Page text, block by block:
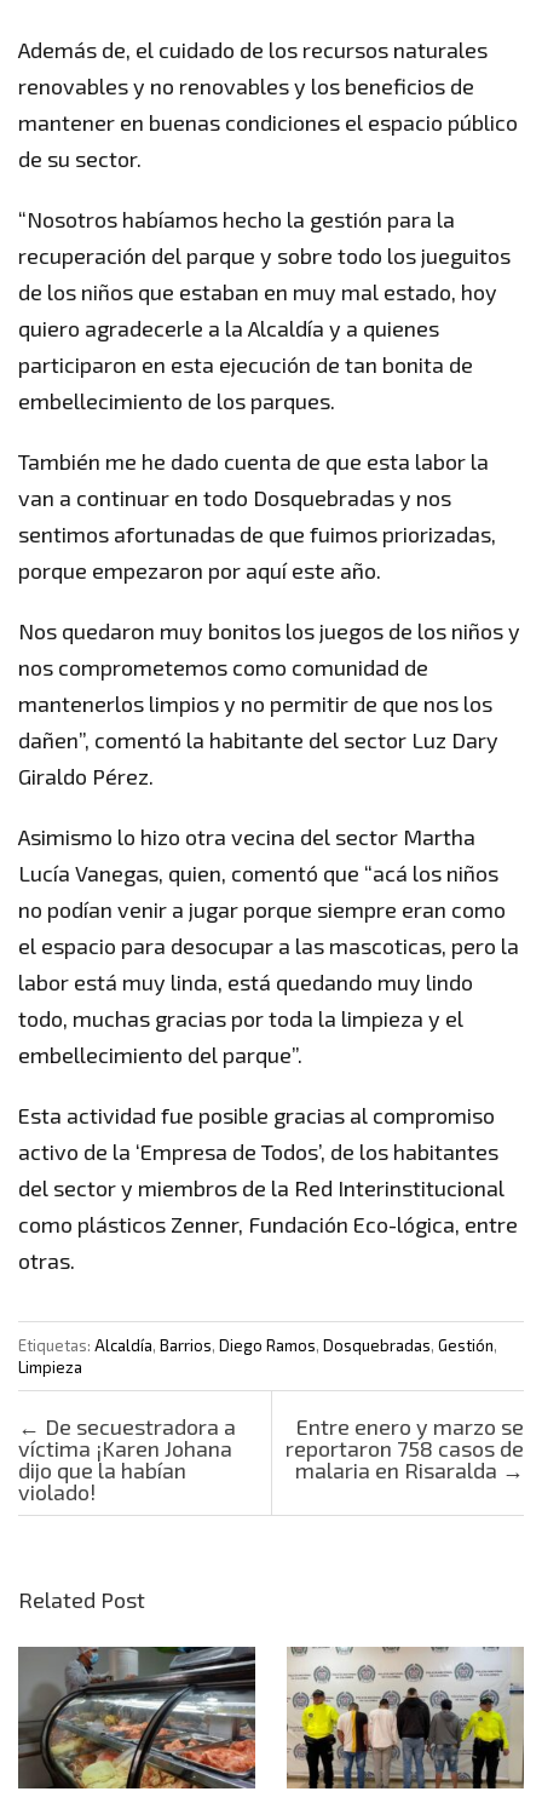
Además de, el cuidado de los recursos naturales
renovables y no renovables y los beneficios de
mantener en buenas condiciones el espacio público
de su sector.
“Nosotros habíamos hecho la gestión para la
recuperación del parque y sobre todo los jueguitos
de los niños que estaban en muy mal estado, hoy
quiero agradecerle a la Alcaldía y a quienes
participaron en esta ejecución de tan bonita de
embellecimiento de los parques.
También me he dado cuenta de que esta labor la
van a continuar en todo Dosquebradas y nos
sentimos afortunadas de que fuimos priorizadas,
porque empezaron por aquí este año.
Nos quedaron muy bonitos los juegos de los niños y
nos comprometemos como comunidad de
mantenerlos limpios y no permitir de que nos los
dañen”, comentó la habitante del sector Luz Dary
Giraldo Pérez.
Asimismo lo hizo otra vecina del sector Martha
Lucía Vanegas, quien, comentó que “acá los niños
no podían venir a jugar porque siempre eran como
el espacio para desocupar a las mascoticas, pero la
labor está muy linda, está quedando muy lindo
todo, muchas gracias por toda la limpieza y el
embellecimiento del parque”.
Esta actividad fue posible gracias al compromiso
activo de la ‘Empresa de Todos’, de los habitantes
del sector y miembros de la Red Interinstitucional
como plásticos Zenner, Fundación Eco-lógica, entre
otras.
Etiquetas: Alcaldía, Barrios, Diego Ramos, Dosquebradas, Gestión,
Limpieza
Post navigation
← De secuestradora a
víctima ¡Karen Johana
dijo que la habían
violado!
Entre enero y marzo se
reportaron 758 casos de
malaria en Risaralda →
Related Post